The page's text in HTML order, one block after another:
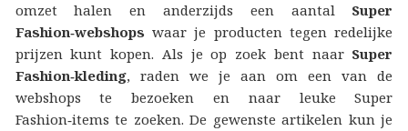
omzet halen en anderzijds een aantal Super
Fashion‑webshops waar je producten tegen redelijke
prijzen kunt kopen. Als je op zoek bent naar Super
Fashion‑kleding, raden we je aan om een van de
webshops te bezoeken en naar leuke Super
Fashion‑items te zoeken. De gewenste artikelen kun je